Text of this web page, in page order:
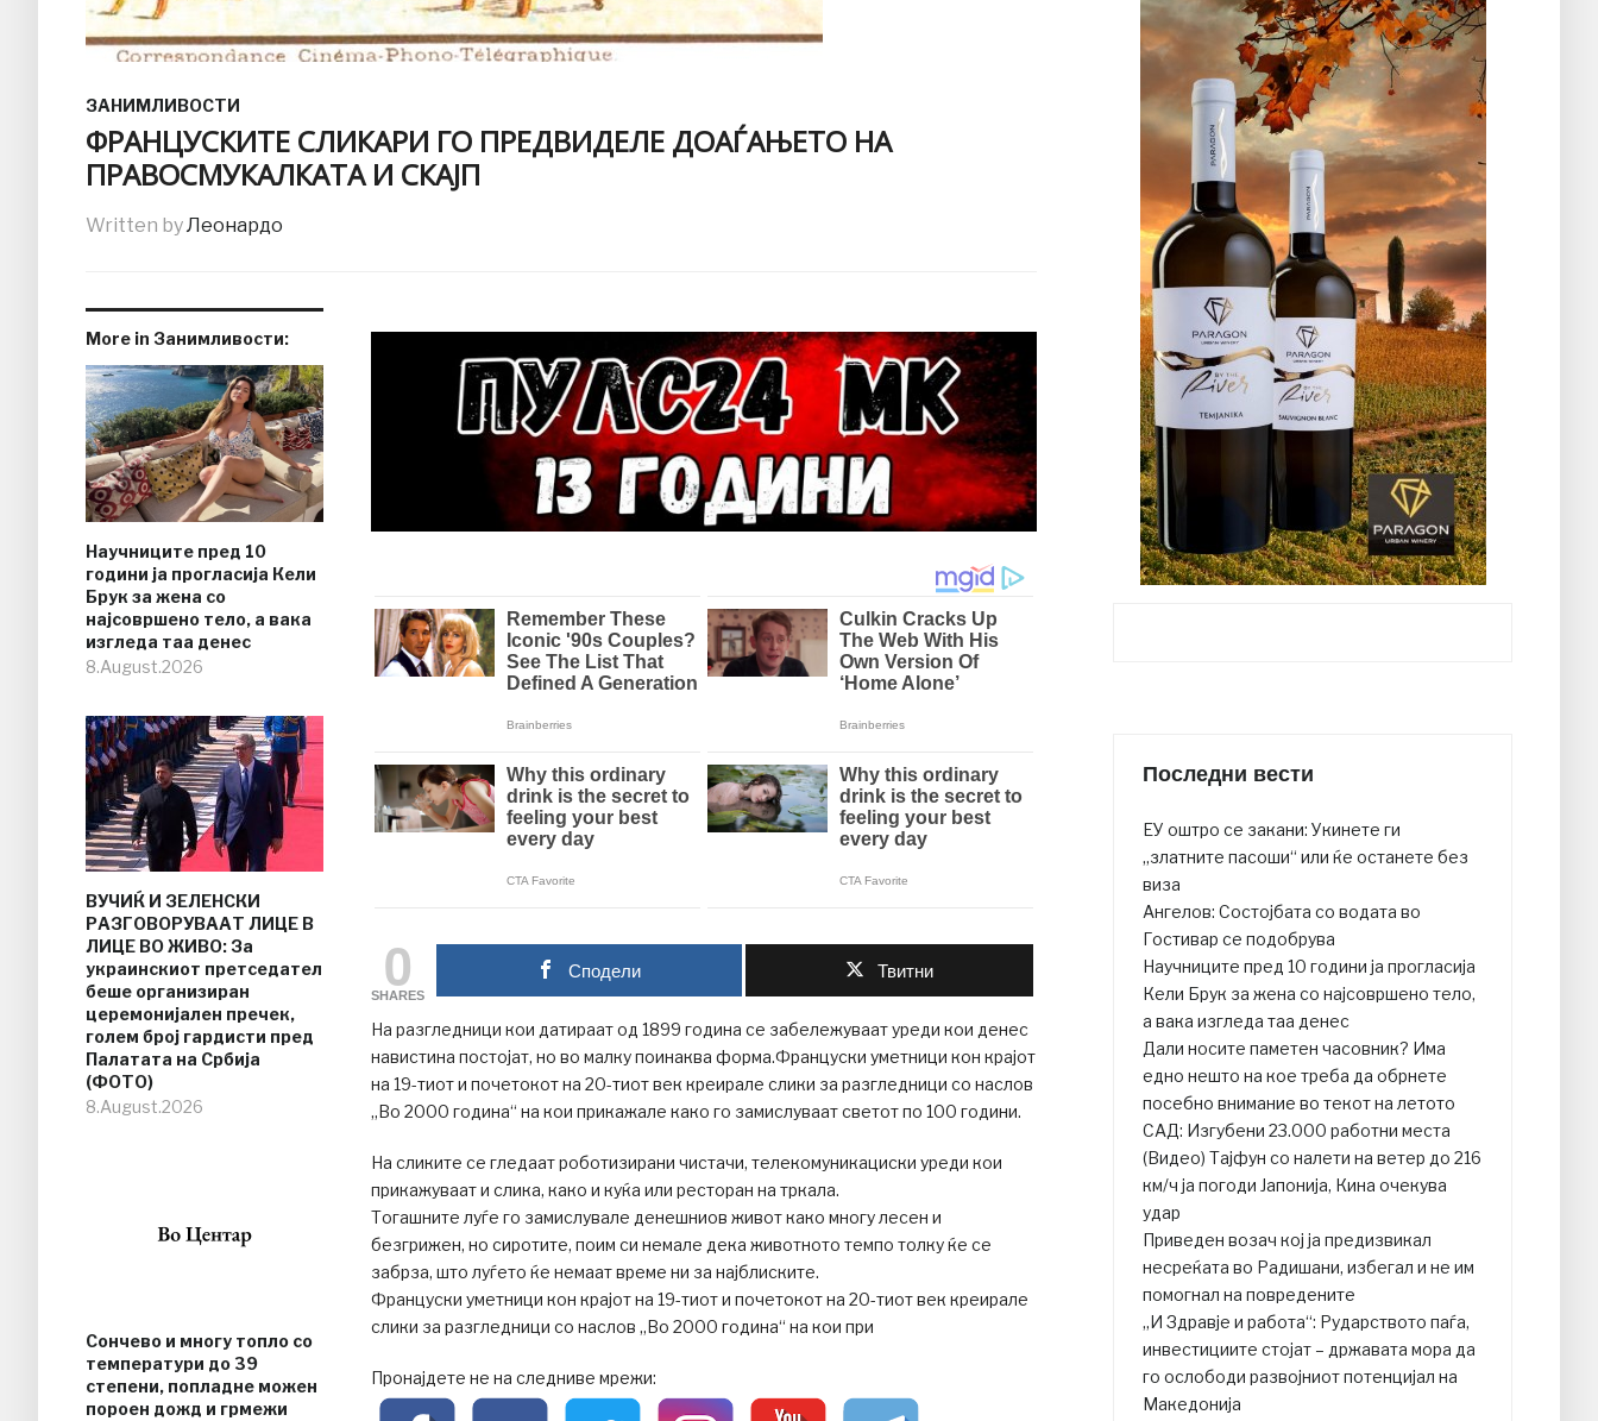
ЗАНИМЛИВОСТИ
ФРАНЦУСКИТЕ СЛИКАРИ ГО ПРЕДВИДЕЛЕ ДОАЃАЊЕТО НА
ПРАВОСМУКАЛКАТА И СКАЈП
Written byЛеонардо
More in Занимливости:
Научниците пред 10
години ја прогласија Кели
Брук за жена со
најсовршено тело, а вака
изгледа таа денес
8.August.2026
ВУЧИЌ И ЗЕЛЕНСКИ
РАЗГОВОРУВААТ ЛИЦЕ В
ЛИЦЕ ВО ЖИВО: За
украинскиот претседател
беше организиран
церемонијален пречек,
голем број гардисти пред
Палатата на Србија
(ФОТО)
8.August.2026
Сончево и многу топло со
температури до 39
степени, попладне можен
пороен дожд и грмежи
0
SHARES
Сподели Твитни
На разгледници кои датираат од 1899 година се забележуваат уреди кои денес
навистина постојат, но во малку поинаква форма.Француски уметници кон крајот
на 19-тиот и почетокот на 20-тиот век креирале слики за разгледници со наслов
„Во 2000 година“ на кои прикажале како го замислуваат светот по 100 години.
На сликите се гледаат роботизирани чистачи, телекомуникациски уреди кои
прикажуваат и слика, како и куќа или ресторан на тркала.
Тогашните луѓе го замислувале денешниов живот како многу лесен и
безгрижен, но сиротите, поим си немале дека животното темпо толку ќе се
забрза, што луѓето ќе немаат време ни за најблиските.
Француски уметници кон крајот на 19-тиот и почетокот на 20-тиот век креирале
слики за разгледници со наслов „Во 2000 година“ на кои при
Пронајдете не на следниве мрежи:
Последни вести
ЕУ оштро се закани: Укинете ги
„златните пасоши“ или ќе останете без
виза
Ангелов: Состојбата со водата во
Гостивар се подобрува
Научниците пред 10 години ја прогласија
Кели Брук за жена со најсовршено тело,
а вака изгледа таа денес
Дали носите паметен часовник? Има
едно нешто на кое треба да обрнете
посебно внимание во текот на летото
САД: Изгубени 23.000 работни места
(Видео) Тајфун со налети на ветер до 216
км/ч ја погоди Јапонија, Кина очекува
удар
Приведен возач кој ја предизвикал
несреќата во Радишани, избегал и не им
помогнал на повредените
„И Здравје и работа“: Рударството паѓа,
инвестициите стојат – државата мора да
го ослободи развојниот потенцијал на
Македонија